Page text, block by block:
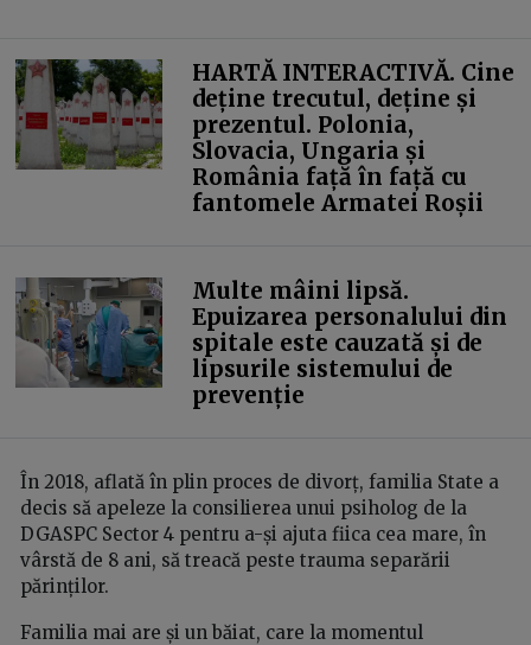
HARTĂ INTERACTIVĂ. Cine
deține trecutul, deține și
prezentul. Polonia,
Slovacia, Ungaria și
România față în față cu
fantomele Armatei Roșii
Multe mâini lipsă.
Epuizarea personalului din
spitale este cauzată și de
lipsurile sistemului de
prevenție
În 2018, aflată în plin proces de divorț, familia State a
decis să apeleze la consilierea unui psiholog de la
DGASPC Sector 4 pentru a-și ajuta fiica cea mare, în
vârstă de 8 ani, să treacă peste trauma separării
părinților.
Familia mai are și un băiat, care la momentul